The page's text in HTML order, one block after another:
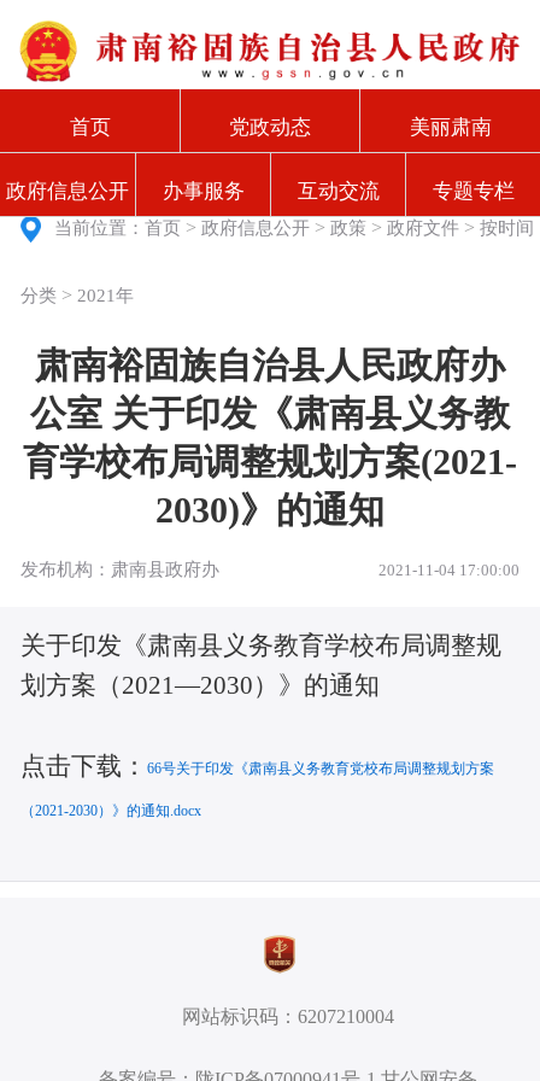
首页 党政动态 美丽肃南
政府信息公开 办事服务 互动交流 专题专栏
当前位置：首页 >政府信息公开 >政策 >政府文件 >按时间
分类 > 2021年
肃南裕固族自治县人民政府办
公室 关于印发《肃南县义务教
育学校布局调整规划方案(2021-
2030)》的通知
发布机构：肃南县政府办 2021-11-04 17:00:00
关于印发《肃南县义务教育学校布局调整规
划方案（2021—2030）》的通知
点击下载：66号关于印发《肃南县义务教育党校布局调整规划方案
（2021-2030）》的通知.docx
网站标识码：6207210004